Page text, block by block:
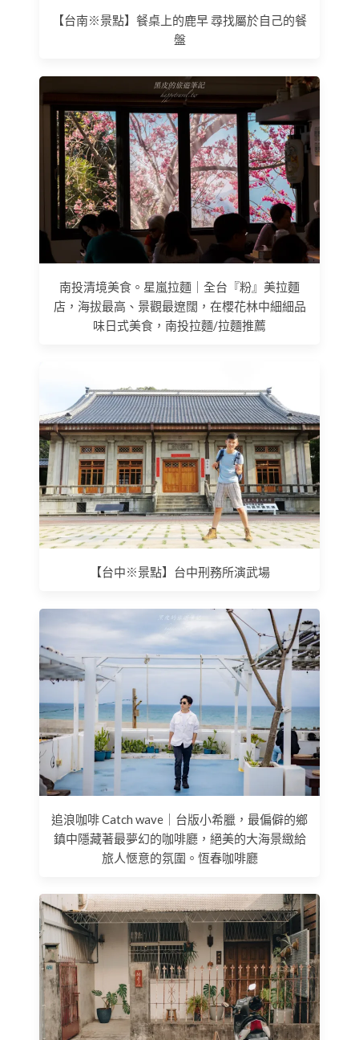
【台南※景點】餐桌上的鹿早 尋找屬於自己的餐
盤
南投清境美食。星嵐拉麵｜全台『粉』美拉麵
店，海拔最高、景觀最遼闊，在櫻花林中細細品
味日式美食，南投拉麵/拉麵推薦
【台中※景點】台中刑務所演武場
追浪咖啡 Catch wave｜台版小希臘，最偏僻的鄉
鎮中隱藏著最夢幻的咖啡廳，絕美的大海景緻給
旅人愜意的氛圍。恆春咖啡廳